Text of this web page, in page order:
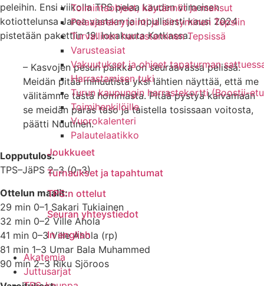
Toimintaohjeet, käytännöt ja maksut
Pelaajarekrytointi ja siirtyminen Tepsiin
Turvallinen harrastaminen Tepsissä
Varusteasiat
Vakuutukset ja ohjeet tapaturman
Harrastamisen tuki
Turun kaupungin harrastekortti (Boostii-
Toimihenkilöille
Vuorokalenteri
Palautelaatikko
Joukkueet
Turnaukset ja tapahtumat
TPS:n ottelut
Seuran yhteystiedot
In english
Akatemia
Juttusarjat
peleihin. Ensi viikolla TPS pelaa kauden viimeisen
kotiottelunsa Jaroa vastaan ja lopullisesti kausi 2024
pistetään pakettiin 19. lokakuuta Kotkassa.
– Kasvojen pesun paikka on seuraavassa pelissä.
Meidän pitää minuutista yksi lähtien näyttää, että me
välitämme tästä hommasta. Pitää pystyä kaivamaan
se meidän paras taso ja taistella tosissaan voitosta,
päätti Nuutinen.
Lopputulos:
TPS–JäPS 2–3 (0–3)
Ottelun maalit:
29 min 0–1 Sakari Tukiainen
32 min 0–2 Ville Ahola
41 min 0–3 Ville Ahola (rp)
81 min 1–3 Umar Bala Muhammed
90 min 2–3 Riku Sjöroos